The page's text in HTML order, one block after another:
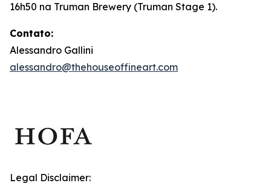
16h50 na Truman Brewery (Truman Stage 1).
Contato:
Alessandro Gallini
alessandro@thehouseoffineart.com
Legal Disclaimer: